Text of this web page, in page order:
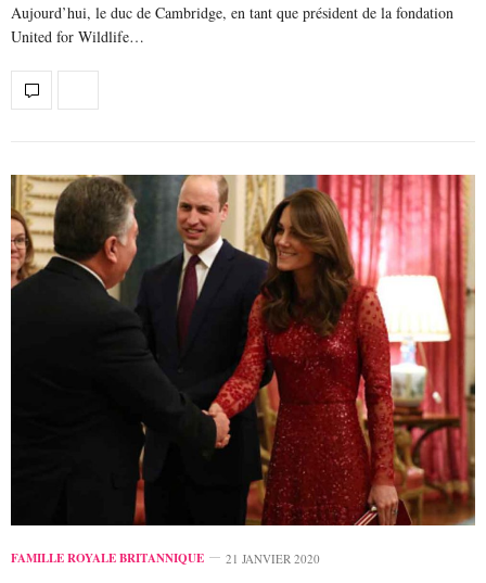
Aujourd’hui, le duc de Cambridge, en tant que président de la fondation
United for Wildlife…
FAMILLE ROYALE BRITANNIQUE 21 JANVIER 2020